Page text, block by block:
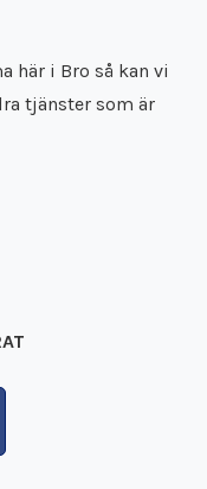
här i Bro så kan vi
tjänster som är